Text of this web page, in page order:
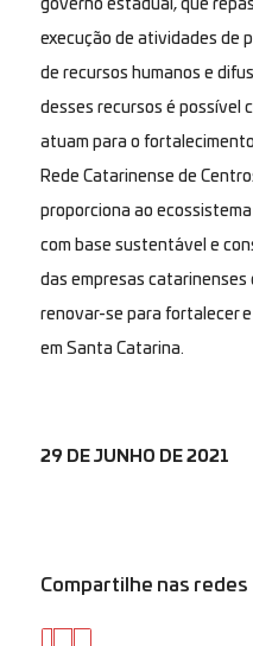
governo estadual, que
execução de atividades de
de recursos humanos e
desses recursos é possível
atuam para o
Rede Catarinense de
proporciona ao
com base sustentável e
das empresas catarinenses
renovar-se para fortalecer
em Santa Catarina.
29 DE JUNHO DE 2021
Compartilhe nas redes